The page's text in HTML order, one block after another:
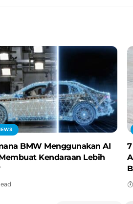
BMW Menggunakan AI
Kendaraan Lebih